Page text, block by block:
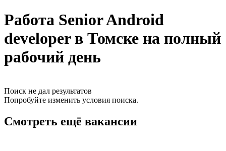
Работа Senior Android
developer в Томске на полный
рабочий день
Поиск не дал результатов
Попробуйте изменить условия поиска.
Смотреть ещё вакансии